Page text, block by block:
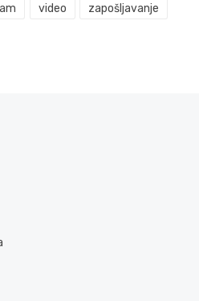
video zapošljavanje